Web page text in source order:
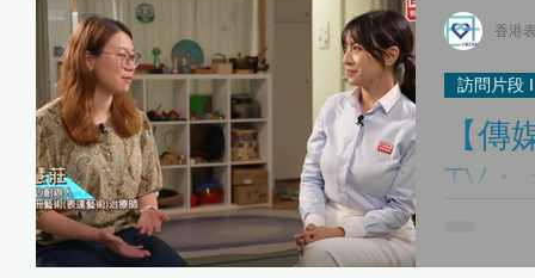
表達藝術治療師日誌 傳媒報導 Media Interviews 「當下即藝術
「當下即藝術」身心健康同樂日 01/05 最新活動 Latest Updates
「 每月小ME Care 」之 HKEXAT自我關顧工作坊 《Be Together》身
【傳
TV：
訪問片段
香港